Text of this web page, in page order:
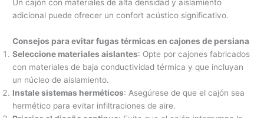
Un cajón con materiales de alta densidad y aislamiento
adicional puede ofrecer un confort acústico significativo.
Consejos para evitar fugas térmicas en cajones de persiana
Seleccione materiales aislantes: Opte por cajones fabricados
con materiales de baja conductividad térmica y que incluyan
un núcleo de aislamiento.
Instale sistemas herméticos: Asegúrese de que el cajón sea
hermético para evitar infiltraciones de aire.